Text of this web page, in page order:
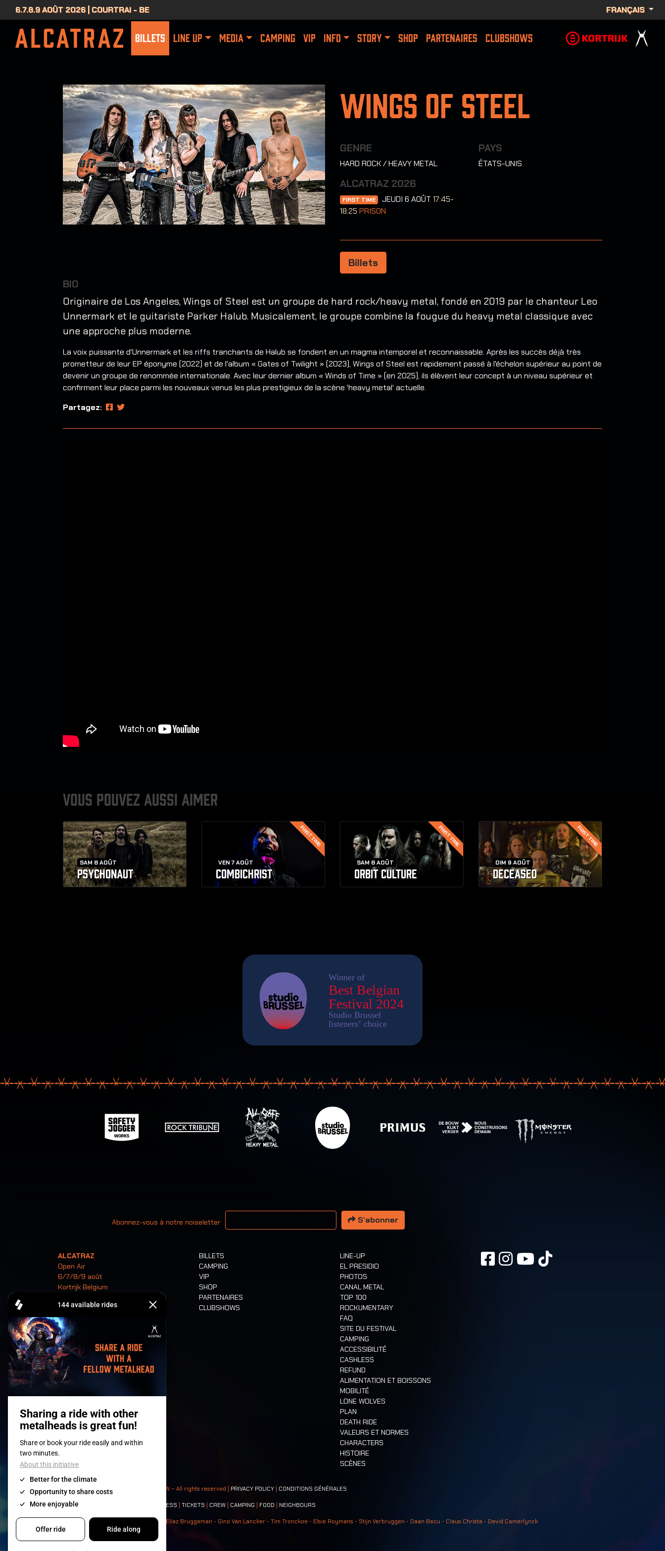
6.7.8.9 AOÛT 2026 | COURTRAI - BE FRANÇAIS
BILLETS LINE UP MEDIA CAMPING VIP INFO STORY SHOP PARTENAIRES CLUBSHOWS
Wings Of Steel
GENRE
HARD ROCK / HEAVY METAL
PAYS
ÉTATS-UNIS
ALCATRAZ 2026
FIRST TIME JEUDI 6 AOÛT 17:45-
18:25 PRISON
Billets
BIO
Originaire de Los Angeles, Wings of Steel est un groupe de hard rock/heavy metal, fondé en 2019 par le chanteur Leo
Unnermark et le guitariste Parker Halub. Musicalement, le groupe combine la fougue du heavy metal classique avec
une approche plus moderne.
La voix puissante d'Unnermark et les riffs tranchants de Halub se fondent en un magma intemporel et reconnaissable. Après les succès déjà très
prometteur de leur EP éponyme (2022) et de l'album « Gates of Twilight » (2023), Wings of Steel est rapidement passé à l'échelon supérieur au point de
devenir un groupe de renommée internationale. Avec leur dernier album « Winds of Time » (en 2025), ils élèvent leur concept à un niveau supérieur et
confirment leur place parmi les nouveaux venus les plus prestigieux de la scène 'heavy metal' actuelle.
Partagez:
VOUS POUVEZ AUSSI AIMER
SAM 8 AOÛT
PSYCHONAUT
FIRST TIME
VEN 7 AOÛT
COMBICHRIST
FIRST TIME
SAM 8 AOÛT
ORBIT CULTURE
FIRST TIME
DIM 9 AOÛT
DECEASED
Abonnez-vous à notre noiseletter
Votre adresse email
S’abonner
ALCATRAZ
Open Air
6/7/8/9 août
Kortrijk Belgium
Billets
BILLETS
CAMPING
VIP
SHOP
PARTENAIRES
CLUBSHOWS
LINE-UP
EL PRESIDIO
PHOTOS
CANAL METAL
TOP 100
ROCKUMENTARY
FAQ
SITE DU FESTIVAL
CAMPING
ACCESSIBILITÉ
CASHLESS
REFUND
ALIMENTATION ET BOISSONS
MOBILITÉ
LONE WOLVES
PLAN
DEATH RIDE
VALEURS ET NORMES
CHARACTERS
HISTOIRE
SCÈNES
© 2008-2026 - Apache Productions VZW – All rights reserved | PRIVACY POLICY CONDITIONS GÉNÉRALES
Contact: PRESS TICKETS CREW CAMPING FOOD NEIGHBOURS
Photos: Ann Kermans - Hans Van Hoof - Eliaz Bruggeman - Gino Van Lancker - Tim Tronckoe - Elsie Roymans - Stijn Verbruggen - Daan Becu - Claus Christa - Devid Camerlynck